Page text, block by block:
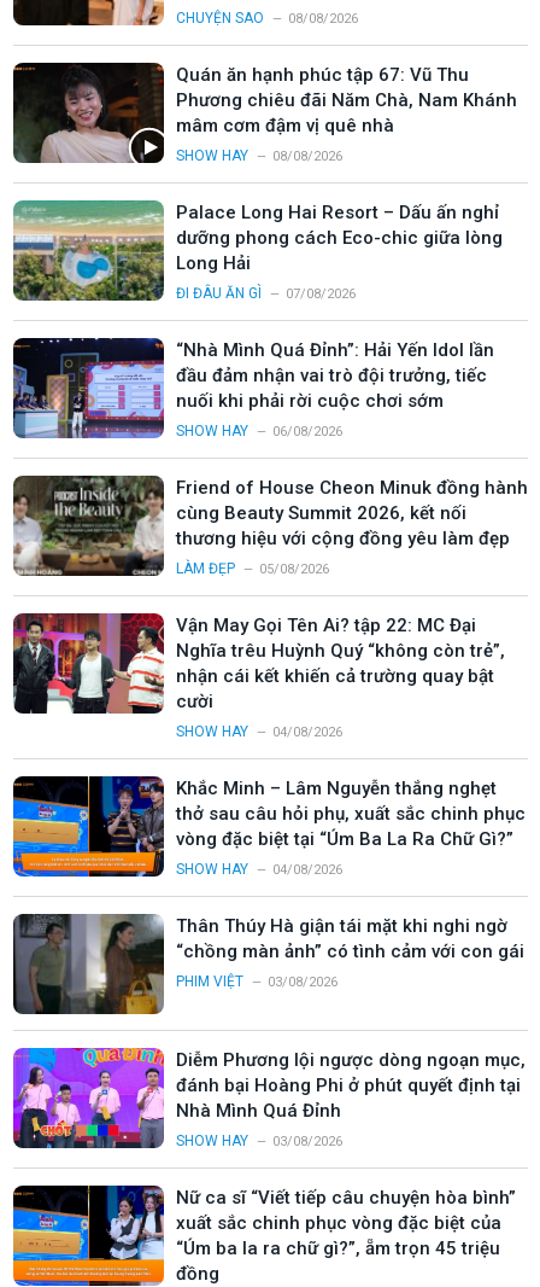
CHUYỆN SAO 08/08/2026
Quán ăn hạnh phúc tập 67: Vũ Thu
Phương chiêu đãi Năm Chà, Nam Khánh
mâm cơm đậm vị quê nhà
SHOW HAY 08/08/2026
Palace Long Hai Resort – Dấu ấn nghỉ
dưỡng phong cách Eco-chic giữa lòng
Long Hải
ĐI ĐÂU ĂN GÌ 07/08/2026
“Nhà Mình Quá Đỉnh”: Hải Yến Idol lần
đầu đảm nhận vai trò đội trưởng, tiếc
nuối khi phải rời cuộc chơi sớm
SHOW HAY 06/08/2026
Friend of House Cheon Minuk đồng hành
cùng Beauty Summit 2026, kết nối
thương hiệu với cộng đồng yêu làm đẹp
LÀM ĐẸP 05/08/2026
Vận May Gọi Tên Ai? tập 22: MC Đại
Nghĩa trêu Huỳnh Quý “không còn trẻ”,
nhận cái kết khiến cả trường quay bật
cười
SHOW HAY 04/08/2026
Khắc Minh – Lâm Nguyễn thắng nghẹt
thở sau câu hỏi phụ, xuất sắc chinh phục
vòng đặc biệt tại “Úm Ba La Ra Chữ Gì?”
SHOW HAY 04/08/2026
Thân Thúy Hà giận tái mặt khi nghi ngờ
“chồng màn ảnh” có tình cảm với con gái
PHIM VIỆT 03/08/2026
Diễm Phương lội ngược dòng ngoạn mục,
đánh bại Hoàng Phi ở phút quyết định tại
Nhà Mình Quá Đỉnh
SHOW HAY 03/08/2026
Nữ ca sĩ “Viết tiếp câu chuyện hòa bình”
xuất sắc chinh phục vòng đặc biệt của
“Úm ba la ra chữ gì?”, ẵm trọn 45 triệu
đồng